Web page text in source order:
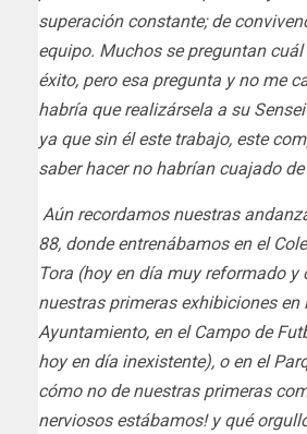
superación constante; de
equipo. Muchos se preguntan
éxito, pero esa pregunta y no me
habría que realizársela a su
ya que sin él este trabajo, este
saber hacer no habrían cuajado
Aún recordamos nuestras
88, donde entrenábamos en el
Tora (hoy en día muy reformado y
nuestras primeras exhibiciones en
Ayuntamiento, en el Campo de
hoy en día inexistente), o en el
cómo no de nuestras primeras
nerviosos estábamos! y qué